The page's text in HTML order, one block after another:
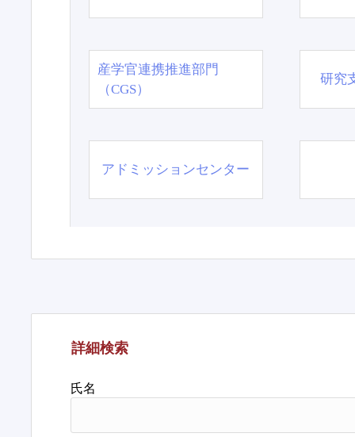
産学官連携推進部門
（CGS）
研究
アドミッションセンター
詳細検索
氏名